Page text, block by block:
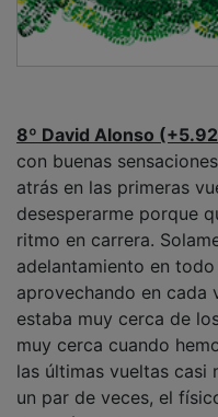
con buenas
atrás en las primeras
desesperarme porque
ritmo en carrera.
adelantamiento en
aprovechando en cada
estaba muy cerca de
muy cerca cuando
las últimas vueltas casi
un par de veces, el
después de haber